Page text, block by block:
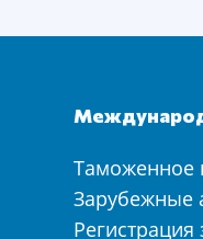
Таможенное
Зарубежные